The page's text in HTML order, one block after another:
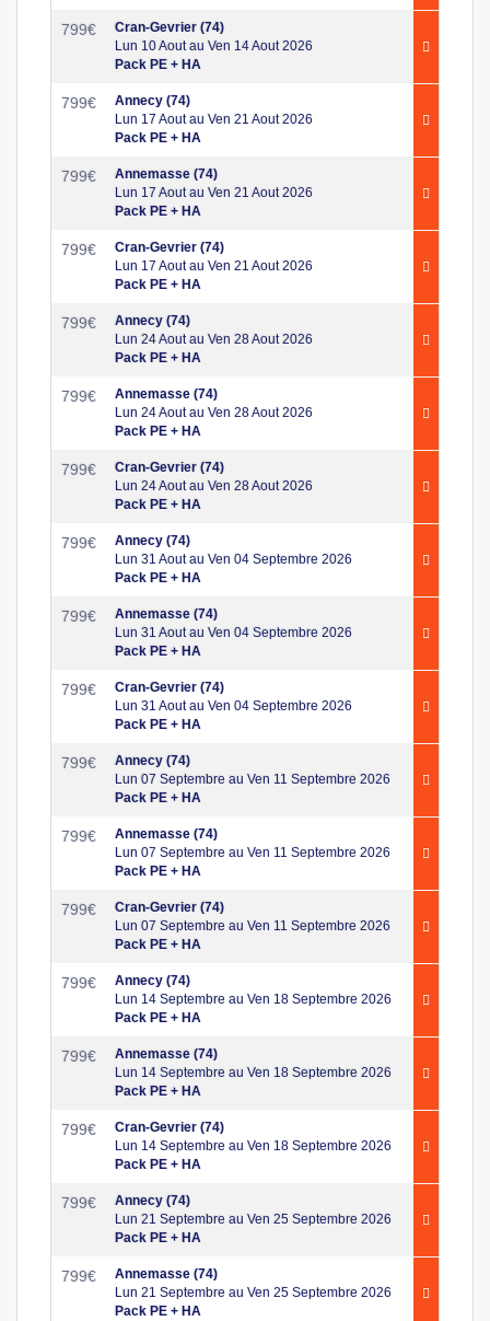
799€
Cran-Gevrier (74)
Lun 10 Aout au Ven 14 Aout 2026
Pack PE + HA
799€
Annecy (74)
Lun 17 Aout au Ven 21 Aout 2026
Pack PE + HA
799€
Annemasse (74)
Lun 17 Aout au Ven 21 Aout 2026
Pack PE + HA
799€
Cran-Gevrier (74)
Lun 17 Aout au Ven 21 Aout 2026
Pack PE + HA
799€
Annecy (74)
Lun 24 Aout au Ven 28 Aout 2026
Pack PE + HA
799€
Annemasse (74)
Lun 24 Aout au Ven 28 Aout 2026
Pack PE + HA
799€
Cran-Gevrier (74)
Lun 24 Aout au Ven 28 Aout 2026
Pack PE + HA
799€
Annecy (74)
Lun 31 Aout au Ven 04 Septembre 2026
Pack PE + HA
799€
Annemasse (74)
Lun 31 Aout au Ven 04 Septembre 2026
Pack PE + HA
799€
Cran-Gevrier (74)
Lun 31 Aout au Ven 04 Septembre 2026
Pack PE + HA
799€
Annecy (74)
Lun 07 Septembre au Ven 11 Septembre 2026
Pack PE + HA
799€
Annemasse (74)
Lun 07 Septembre au Ven 11 Septembre 2026
Pack PE + HA
799€
Cran-Gevrier (74)
Lun 07 Septembre au Ven 11 Septembre 2026
Pack PE + HA
799€
Annecy (74)
Lun 14 Septembre au Ven 18 Septembre 2026
Pack PE + HA
799€
Annemasse (74)
Lun 14 Septembre au Ven 18 Septembre 2026
Pack PE + HA
799€
Cran-Gevrier (74)
Lun 14 Septembre au Ven 18 Septembre 2026
Pack PE + HA
799€
Annecy (74)
Lun 21 Septembre au Ven 25 Septembre 2026
Pack PE + HA
799€
Annemasse (74)
Lun 21 Septembre au Ven 25 Septembre 2026
Pack PE + HA